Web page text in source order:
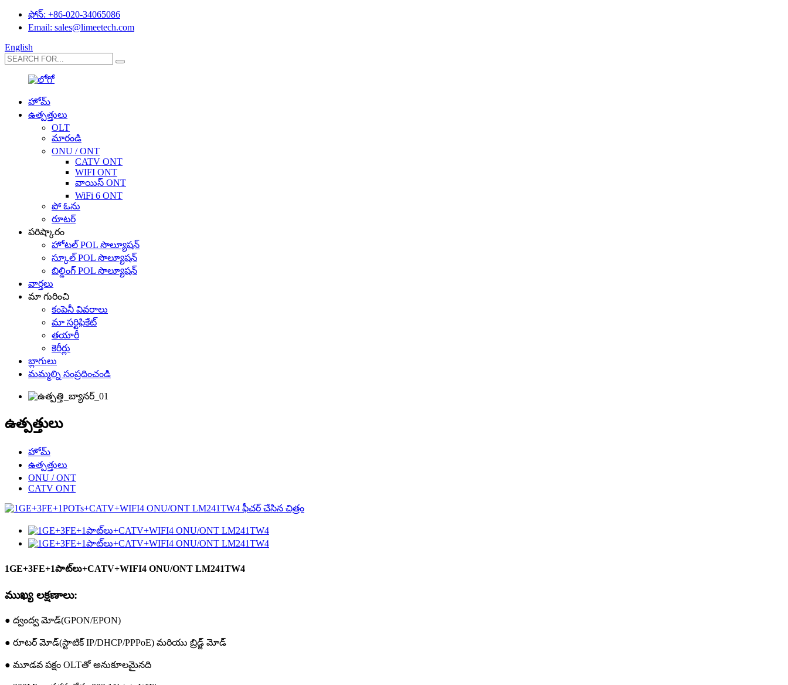
ఫోన్: +86-020-34065086
Email: sales@limeetech.com
English
హోమ్
ఉత్పత్తులు
OLT
మారండి
ONU / ONT
CATV ONT
WIFI ONT
వాయిస్ ONT
WiFi 6 ONT
పో ఓను
రూటర్
పరిష్కారం
హోటల్ POL సొల్యూషన్
స్కూల్ POL సొల్యూషన్
బిల్డింగ్ POL సొల్యూషన్
వార్తలు
మా గురించి
కంపెనీ వివరాలు
మా సర్టిఫికేట్
తయారీ
కెరీర్లు
బ్లాగులు
మమ్మల్ని సంప్రదించండి
ఉత్పత్తులు
హోమ్
ఉత్పత్తులు
ONU / ONT
CATV ONT
1GE+3FE+1పాట్‌లు+CATV+WIFI4 ONU/ONT LM241TW4
ముఖ్య లక్షణాలు:
● ద్వంద్వ మోడ్(GPON/EPON)
● రూటర్ మోడ్(స్టాటిక్ IP/DHCP/PPPoE) మరియు బ్రిడ్జ్ మోడ్
● మూడవ పక్షం OLTతో అనుకూలమైనది